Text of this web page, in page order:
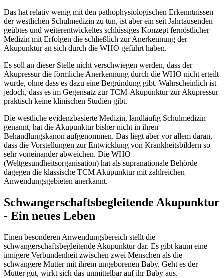
Das hat relativ wenig mit den pathophysiologischen Erkenntnissen
der westlichen Schulmedizin zu tun, ist aber ein seit Jahrtausenden
geübtes und weiterentwickeltes schlüssiges Konzept fernöstlicher
Medizin mit Erfolgen die schließlich zur Anerkennung der
Akupunktur an sich durch die WHO geführt haben.
Es soll an dieser Stelle nicht verschwiegen werden, dass der
Akupressur die förmliche Anerkennung durch die WHO nicht erteilt
wurde, ohne dass es dazu eine Begründung gibt. Wahrscheinlich ist
jedoch, dass es im Gegensatz zur TCM-Akupunktur zur Akupressur
praktisch keine klinischen Studien gibt.
Die westliche evidenzbasierte Medizin, landläufig Schulmedizin
genannt, hat die Akupunktur bisher nicht in ihren
Behandlungskanon aufgenommen. Das liegt aber vor allem daran,
dass die Vorstellungen zur Entwicklung von Krankheitsbildern so
sehr voneinander abweichen. Die WHO
(Weltgesundheitsorganisation) hat als supranationale Behörde
dagegen die klassische TCM Akupunktur mit zahlreichen
Anwendungsgebieten anerkannt.
Schwangerschaftsbegleitende Akupunktur
- Ein neues Leben
Einen besonderen Anwendungsbereich stellt die
schwangerschaftsbegleitende Akupunktur dar. Es gibt kaum eine
innigere Verbundenheit zwischen zwei Menschen als die
schwangere Mutter mit ihrem ungeborenen Baby. Geht es der
Mutter gut, wirkt sich das unmittelbar auf ihr Baby aus.